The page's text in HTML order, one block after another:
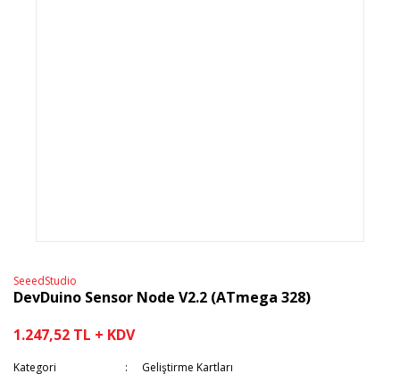
SeeedStudio
DevDuino Sensor Node V2.2 (ATmega 328)
1.247,52 TL + KDV
Kategori
Geliştirme Kartları